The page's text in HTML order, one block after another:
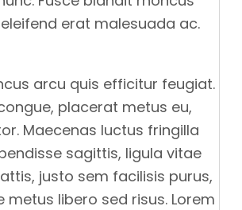
erat malesuada ac.
arcu quis efficitur feugiat.
placerat metus eu,
Maecenas luctus fringilla
sagittis, ligula vitae
justo sem facilisis purus,
metus libero sed risus. Lorem